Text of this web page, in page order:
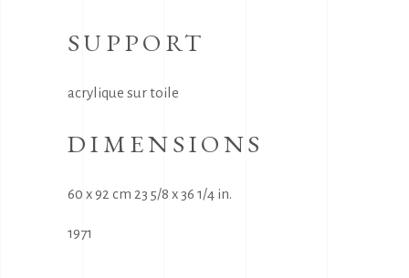
SUPPORT
acrylique sur toile
DIMENSIONS
60 x 92 cm 23 5/8 x 36 1/4 in.
1971